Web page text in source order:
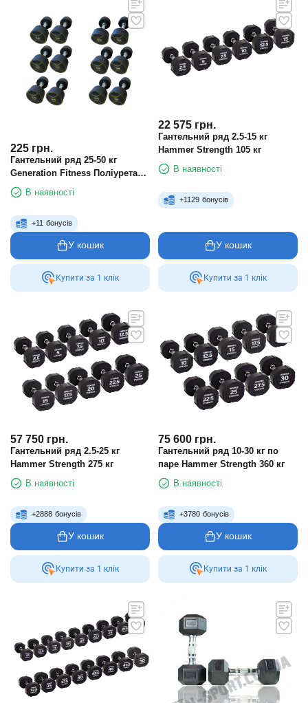
225 грн.
Гантельний ряд 25-50 кг
Generation Fitness Поліуретан
Ціна за 1 кг
В наявності
+11 бонусів
У кошик
Купити за 1 клiк
22 575 грн.
Гантельний ряд 2.5-15 кг
Hammer Strength 105 кг
В наявності
+1129 бонусів
У кошик
Купити за 1 клiк
57 750 грн.
Гантельний ряд 2.5-25 кг
Hammer Strength 275 кг
В наявності
+2888 бонусів
У кошик
Купити за 1 клiк
75 600 грн.
Гантельний ряд 10-30 кг по
паре Hammer Strength 360 кг
В наявності
+3780 бонусів
У кошик
Купити за 1 клiк